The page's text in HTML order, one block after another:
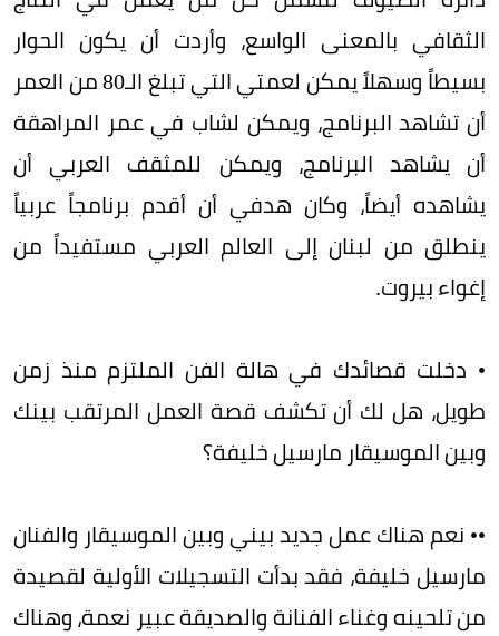
الثقافي بالمعنى الواسع، وأردت أن يكون الحوار
بسيطاً وسهلاً يمكن لعمتي التي تبلغ الـ80 من العمر
أن تشاهد البرنامج، ويمكن لشاب في عمر المراهقة
أن يشاهد البرنامج، ويمكن للمثقف العربي أن
يشاهده أيضاً، وكان هدفي أن أقدم برنامجاً عربياً
ينطلق من لبنان إلى العالم العربي مستفيداً من
إغواء بيروت.
• دخلت قصائدك في هالة الفن الملتزم منذ زمن
طويل، هل لك أن تكشف قصة العمل المرتقب بينك
وبين الموسيقار مارسيل خليفة؟
•• نعم هناك عمل جديد بيني وبين الموسيقار والفنان
مارسيل خليفة، فقد بدأت التسجيلات الأولية لقصيدة
من تلحينه وغناء الفنانة والصديقة عبير نعمة، وهناك